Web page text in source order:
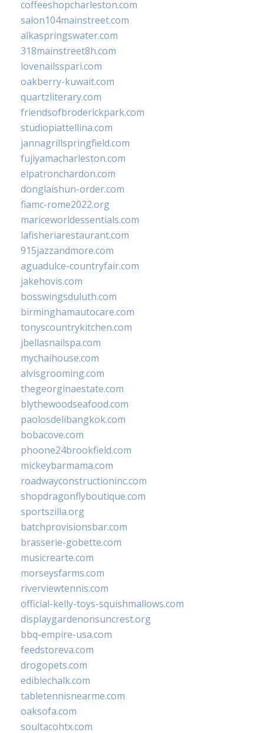
coffeeshopcharleston.com
salon104mainstreet.com
alkaspringswater.com
318mainstreet8h.com
lovenailsspari.com
oakberry-kuwait.com
quartzliterary.com
friendsofbroderickpark.com
studiopiattellina.com
jannagrillspringfield.com
fujiyamacharleston.com
elpatronchardon.com
donglaishun-order.com
fiamc-rome2022.org
mariceworldessentials.com
lafisheriarestaurant.com
915jazzandmore.com
aguadulce-countryfair.com
jakehovis.com
bosswingsduluth.com
birminghamautocare.com
tonyscountrykitchen.com
jbellasnailspa.com
mychaihouse.com
alvisgrooming.com
thegeorginaestate.com
blythewoodseafood.com
paolosdelibangkok.com
bobacove.com
phoone24brookfield.com
mickeybarmama.com
roadwayconstructioninc.com
shopdragonflyboutique.com
sportszilla.org
batchprovisionsbar.com
brasserie-gobette.com
musicrearte.com
morseysfarms.com
riverviewtennis.com
official-kelly-toys-squishmallows.com
displaygardenonsuncrest.org
bbq-empire-usa.com
feedstoreva.com
drogopets.com
ediblechalk.com
tabletennisnearme.com
oaksofa.com
soultacohtx.com